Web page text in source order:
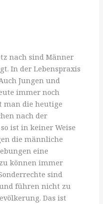
nach sind Männer
In der Lebenspraxis
Jungen und
immer noch
man die heutige
nach der
ist in keiner Weise
die männliche
eine
können immer
sind
führen nicht zu
Das ist